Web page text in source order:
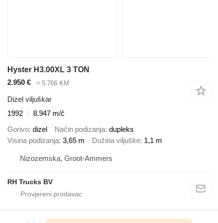
Hyster H3.00XL 3 TON
2.950 €
≈ 5.766 KM
Dizel viljuškar
1992
8.947 m/č
Gorivo dizel Način podizanja dupleks
Visina podizanja 3,65 m Dužina viljuške 1,1 m
Nizozemska, Groot-Ammers
RH Trucks BV